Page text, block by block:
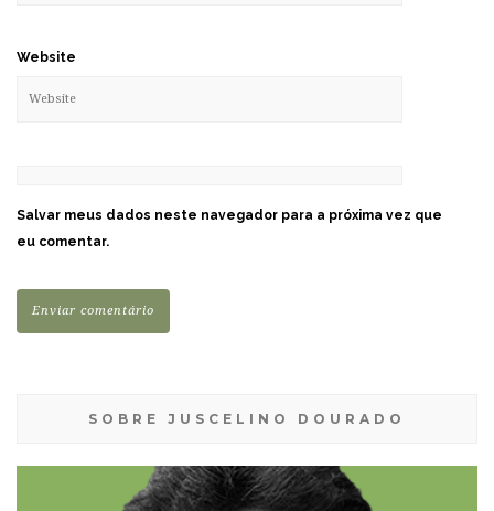
Website
Salvar meus dados neste navegador para a próxima vez que
eu comentar.
SOBRE JUSCELINO DOURADO